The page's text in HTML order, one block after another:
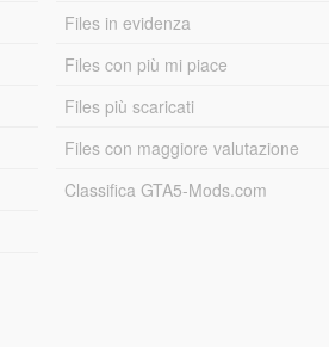
Files in evidenza
Files con più mi piace
Files più scaricati
Files con maggiore valutazione
Classifica GTA5-Mods.com